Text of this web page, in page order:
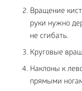
Вращение
руки нужно
не сгибать.
Круговые
Наклоны к
прямыми